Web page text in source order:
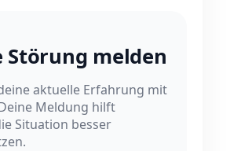
Störung melden
aktuelle Erfahrung mit
Meldung hilft
Situation besser